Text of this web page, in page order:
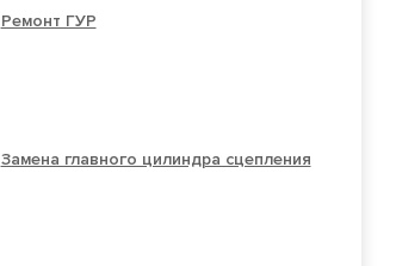
Ремонт ГУР
Замена главного цилиндра сцепления